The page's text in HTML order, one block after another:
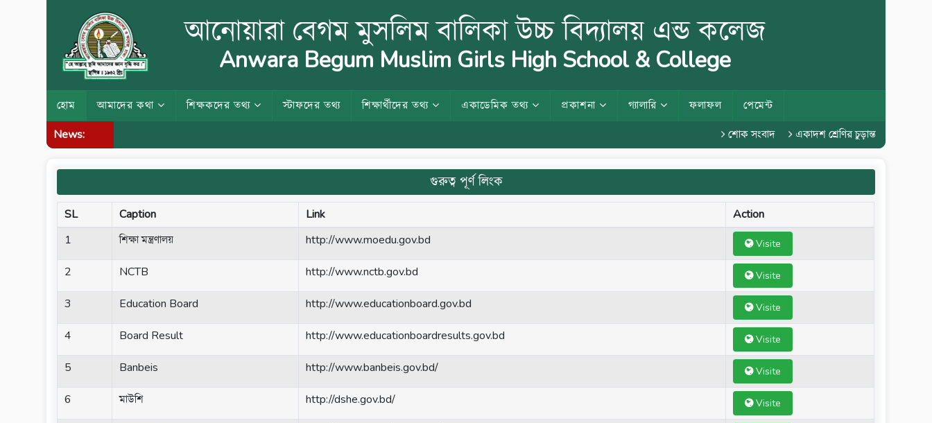
আনোয়ারা বেগম মুসলিম বালিকা উচ্চ বিদ্যালয় এন্ড কলেজ
Anwara Begum Muslim Girls High School & College
হোম আমাদের কথা শিক্ষকদের তথ্য স্টাফদের তথ্য শিক্ষার্থীদের তথ্য একাডেমিক তথ্য প্রকাশনা গ্যালারি ফলাফল
পেমেন্ট
News:
শোক সংবাদ একাদশ শ্রেণির চুড়ান্ত পরীক্ষা ২০২৬
গুরুত্ব পূর্ণ লিংক
SL Caption Link
Action
1
শিক্ষা মন্ত্রণালয় http://www.moedu.gov.bd Visite
2 NCTB http://www.nctb.gov.bd Visite
3 Education Board http://www.educationboard.gov.bd Visite
4 Board Result http://www.educationboardresults.gov.bd Visite
5 Banbeis http://www.banbeis.gov.bd/ Visite
6 মাউশি http://dshe.gov.bd/ Visite